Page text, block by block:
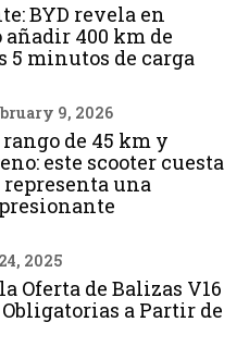
BYD revela en
400 km de
5 minutos de carga
9, 2026
rango de 45 km y
este scooter cuesta
representa una
2025
Oferta de Balizas V16
a Partir de